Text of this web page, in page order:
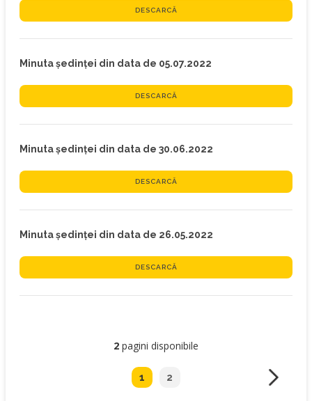
DESCARCĂ
Minuta ședinței din data de 05.07.2022
DESCARCĂ
Minuta ședinței din data de 30.06.2022
DESCARCĂ
Minuta ședinței din data de 26.05.2022
DESCARCĂ
2 pagini disponibile
1 2